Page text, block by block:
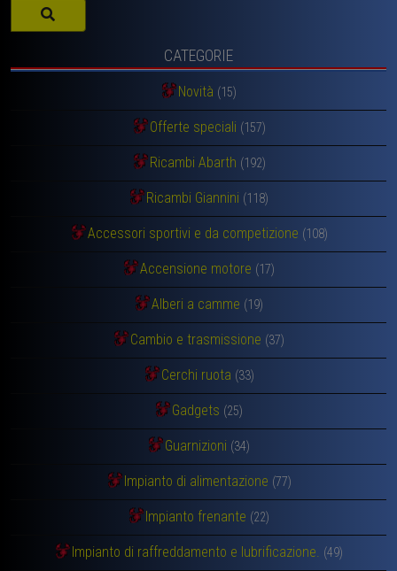
CATEGORIE
Novità (15)
Offerte speciali (157)
Ricambi Abarth (192)
Ricambi Giannini (118)
Accessori sportivi e da competizione (108)
Accensione motore (17)
Alberi a camme (19)
Cambio e trasmissione (37)
Cerchi ruota (33)
Gadgets (25)
Guarnizioni (34)
Impianto di alimentazione (77)
Impianto frenante (22)
Impianto di raffreddamento e lubrificazione. (49)